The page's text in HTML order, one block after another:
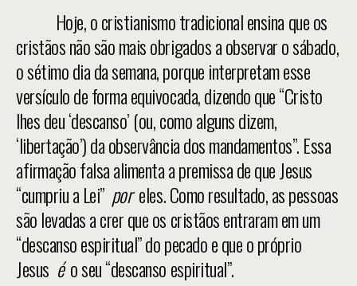
Hoje, o cristianismo tradicional ensina que os
cristãos não são mais obrigados a observar o sábado,
o sétimo dia da semana, porque interpretam esse
versículo de forma equivocada, dizendo que “Cristo
lhes deu ‘descanso’ (ou, como alguns dizem,
‘libertação’) da observância dos mandamentos”. Essa
afirmação falsa alimenta a premissa de que Jesus
“cumpriu a Lei” poreles. Como resultado, as pessoas
são levadas a crer que os cristãos entraram em um
“descanso espiritual” do pecado e que o próprio
Jesus éo seu “descanso espiritual”.